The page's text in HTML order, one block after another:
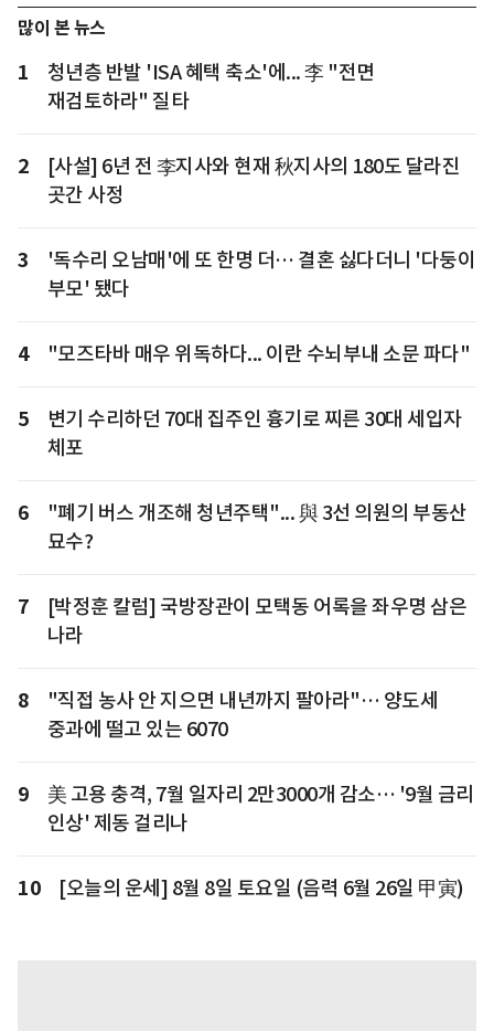
많이 본 뉴스
1
청년층 반발 'ISA 혜택 축소'에... 李 "전면
재검토하라" 질타
2
[사설] 6년 전 李지사와 현재 秋지사의 180도 달라진
곳간 사정
3
'독수리 오남매'에 또 한명 더… 결혼 싫다더니 '다둥이
부모' 됐다
4 "모즈타바 매우 위독하다... 이란 수뇌부내 소문 파다"
5
변기 수리하던 70대 집주인 흉기로 찌른 30대 세입자
체포
6
"폐기 버스 개조해 청년주택"... 與 3선 의원의 부동산
묘수?
7
[박정훈 칼럼] 국방장관이 모택동 어록을 좌우명 삼은
나라
8
"직접 농사 안 지으면 내년까지 팔아라"… 양도세
중과에 떨고 있는 6070
9
美 고용 충격, 7월 일자리 2만3000개 감소… '9월 금리
인상' 제동 걸리나
10 [오늘의 운세] 8월 8일 토요일 (음력 6월 26일 甲寅)